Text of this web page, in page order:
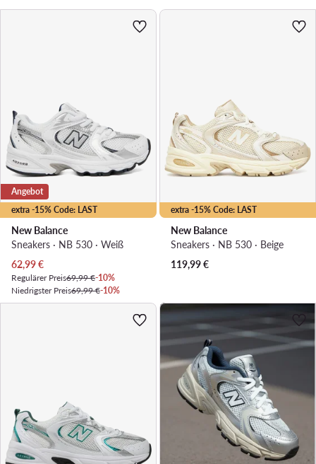
extra -15% Code: LAST
Angebot
New Balance
Sneakers · NB 530 · Weiß
Aktueller Preis
62,99€
Regulärer Preis69,99 €-10%
Niedrigster Preis69,99 €-10%
extra -15% Code: LAST
New Balance
Sneakers · NB 530 · Beige
119,99€